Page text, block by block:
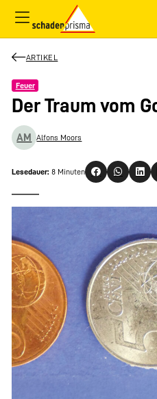
ARTIKEL
Feuer
Der Traum vom
AM Alfons Moors
Lesedauer: 8 Minuten